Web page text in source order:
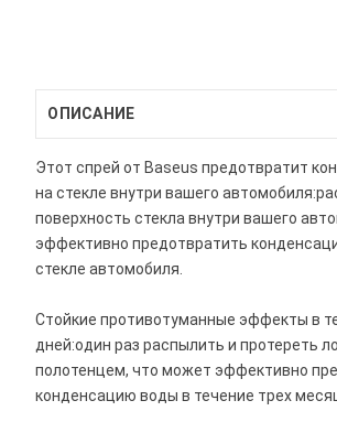
ОПИСАНИЕ
Этот спрей от Baseus предотвратит
на стекле внутри вашего
поверхность стекла внутри вашего
эффективно предотвратить
стекле автомобиля.
Стойкие противотуманные эффекты в
дней:один раз распылить и протереть
полотенцем, что может эффективно
конденсацию воды в течение трех